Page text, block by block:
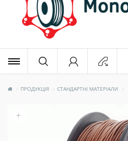
ПРОДУКЦІЯ СТАНДАРТНІ МАТЕРІАЛИ
+